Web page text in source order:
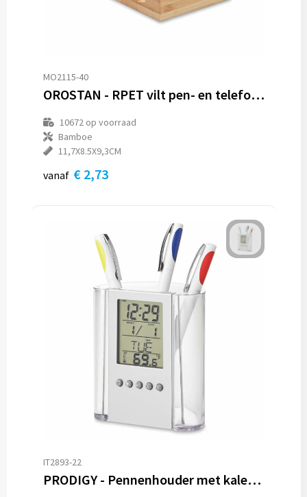
MO2115-40
OROSTAN - RPET vilt pen- en telefoonhouder
10672op voorraad
Bamboe
11,7X8.5X9,3CM
vanaf € 2,73
IT2893-22
PRODIGY - Pennenhouder met kalender